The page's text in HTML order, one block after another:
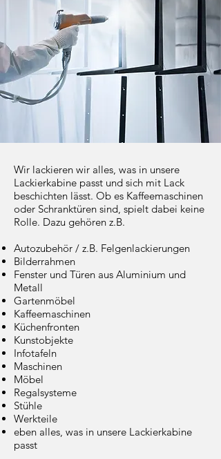
Wir lackieren wir alles, was in unsere
Lackierkabine passt und sich mit Lack
beschichten lässt. Ob es Kaffeemaschinen
oder Schranktüren sind, spielt dabei keine
Rolle. Dazu gehören z.B.
Autozubehör / z.B. Felgenlackierungen
Bilderrahmen
Fenster und Türen aus Aluminium und
Metall
Gartenmöbel
Kaffeemaschinen
Küchenfronten
Kunstobjekte
Infotafeln
Maschinen
Möbel
Regalsysteme
Stühle
Werkteile
eben alles, was in unsere Lackierkabine
passt